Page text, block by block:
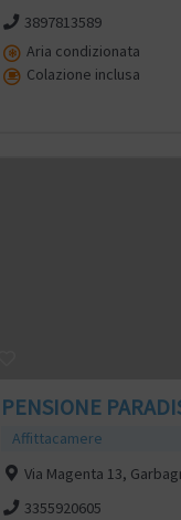
3897813589
Aria condizionata
Colazione inclusa
PENSIONE
Affittacamere
Via Magenta 13,
3355920605